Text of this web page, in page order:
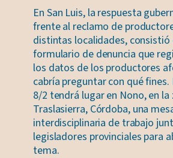
En San Luis, la respuesta
frente al reclamo de
distintas localidades, consistió
formulario de denuncia que
los datos de los productores
cabría preguntar con qué fines.
8/2 tendrá lugar en Nono, en
Traslasierra, Córdoba, una
interdisciplinaria de trabajo
legisladores provinciales para
tema.